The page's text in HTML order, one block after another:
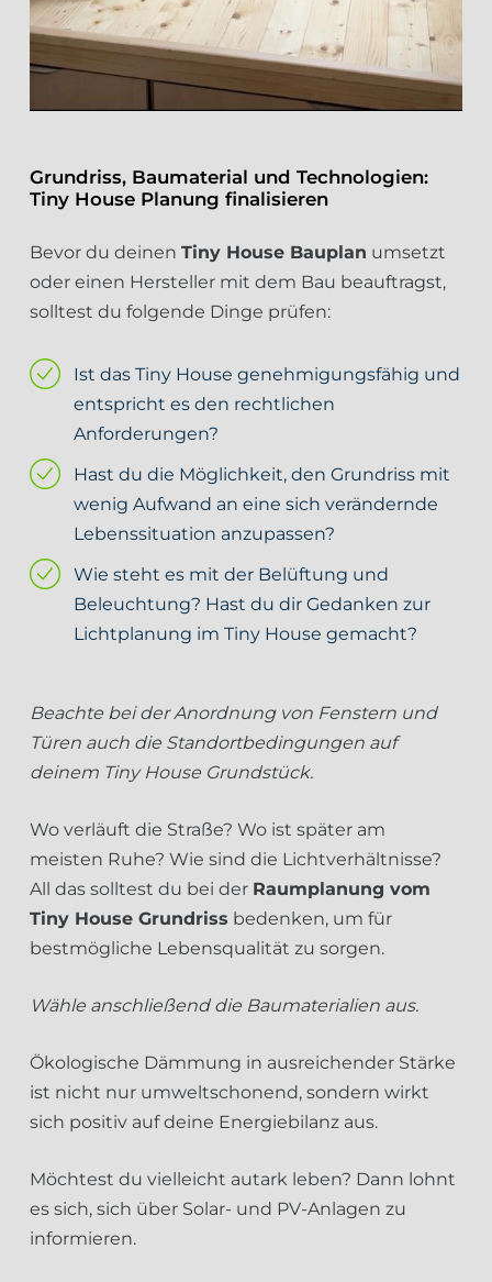
Grundriss, Baumaterial und Technologien:
Tiny House Planung finalisieren
Bevor du deinen Tiny House Bauplan umsetzt
oder einen Hersteller mit dem Bau beauftragst,
solltest du folgende Dinge prüfen:
Ist das Tiny House genehmigungsfähig und
entspricht es den rechtlichen
Anforderungen?
Hast du die Möglichkeit, den Grundriss mit
wenig Aufwand an eine sich verändernde
Lebenssituation anzupassen?
Wie steht es mit der Belüftung und
Beleuchtung? Hast du dir Gedanken zur
Lichtplanung im Tiny House gemacht?
Beachte bei der Anordnung von Fenstern und
Türen auch die Standortbedingungen auf
deinem Tiny House Grundstück.
Wo verläuft die Straße? Wo ist später am
meisten Ruhe? Wie sind die Lichtverhältnisse?
All das solltest du bei der Raumplanung vom
Tiny House Grundriss bedenken, um für
bestmögliche Lebensqualität zu sorgen.
Wähle anschließend die Baumaterialien aus.
Ökologische Dämmung in ausreichender Stärke
ist nicht nur umweltschonend, sondern wirkt
sich positiv auf deine Energiebilanz aus.
Möchtest du vielleicht autark leben? Dann lohnt
es sich, sich über Solar- und PV-Anlagen zu
informieren.